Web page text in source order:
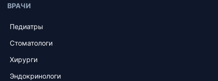
ВРАЧИ
Педиатры
Стоматологи
Хирурги
Эндокринологи